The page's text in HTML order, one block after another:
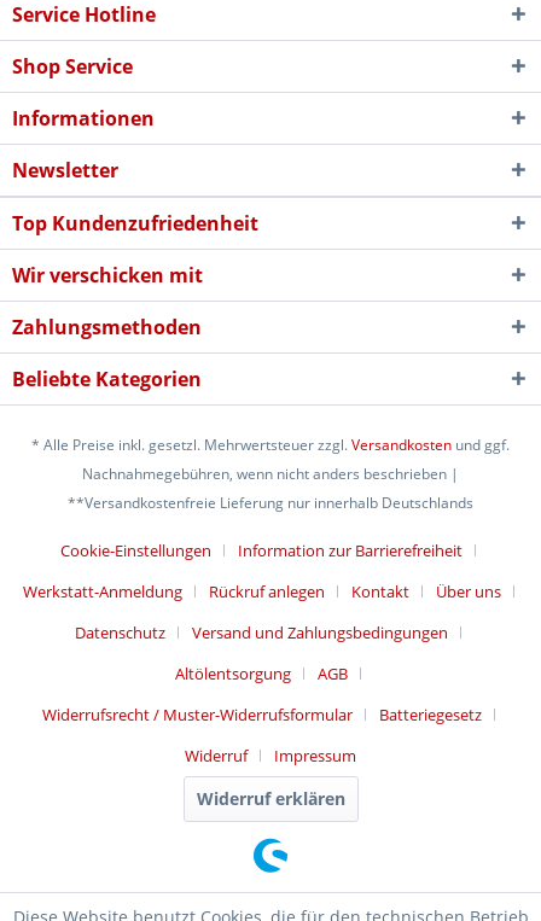
Service Hotline
Shop Service
Informationen
Newsletter
Top Kundenzufriedenheit
Wir verschicken mit
Zahlungsmethoden
Beliebte Kategorien
* Alle Preise inkl. gesetzl. Mehrwertsteuer zzgl.Versandkosten und ggf.
Nachnahmegebühren, wenn nicht anders beschrieben |
**Versandkostenfreie Lieferung nur innerhalb Deutschlands
Cookie-Einstellungen
Information zur Barrierefreiheit
Werkstatt-Anmeldung
Rückruf anlegen Kontakt
Über uns
Datenschutz
Versand und Zahlungsbedingungen
Altölentsorgung
AGB
Widerrufsrecht / Muster-Widerrufsformular
Batteriegesetz
Widerruf
Impressum
Widerruf erklären